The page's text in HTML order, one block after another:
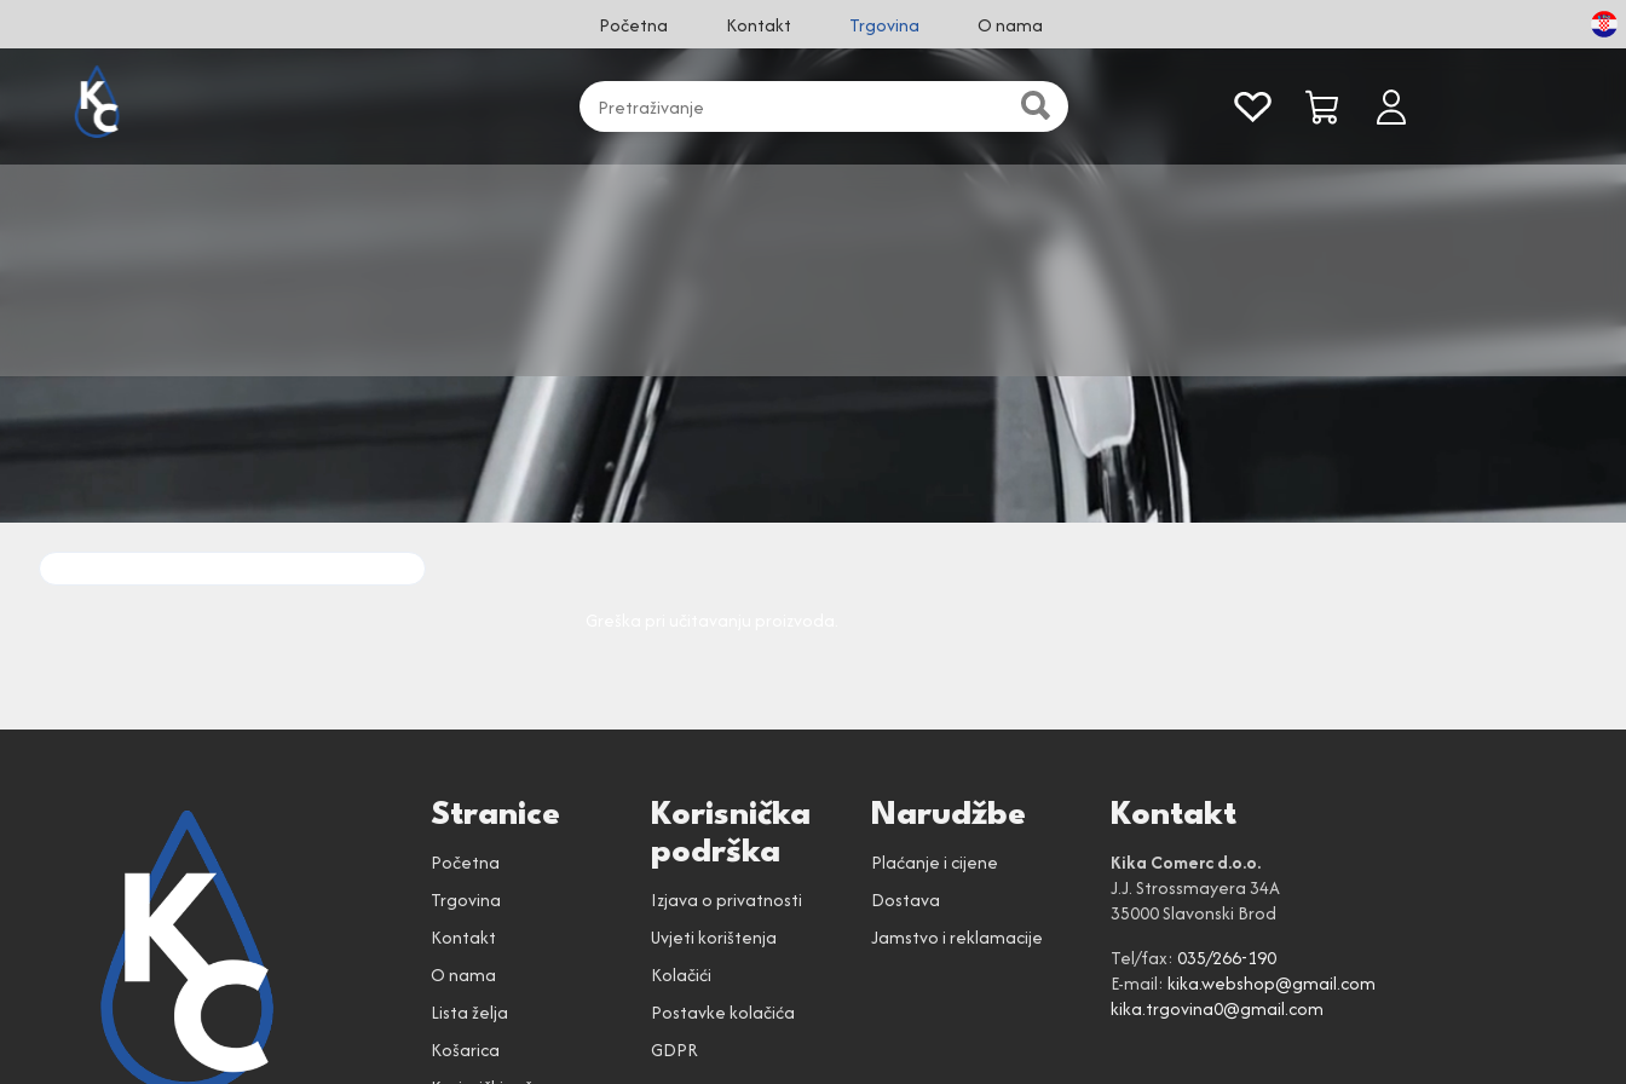
Početna Kontakt Trgovina O nama
Stranice
Početna
Trgovina
Kontakt
O nama
Lista želja
Košarica
Korisnička
podrška
Izjava o privatnosti
Uvjeti korištenja
Kolačići
Postavke kolačića
GDPR
Narudžbe
Plaćanje i cijene
Dostava
Jamstvo i reklamacije
Kontakt
Kika Comerc d.o.o.
J.J. Strossmayera 34A
35000 Slavonski Brod
Tel/fax: 035/266-190
E-mail: kika.webshop@gmail.com
kika.trgovina0@gmail.com